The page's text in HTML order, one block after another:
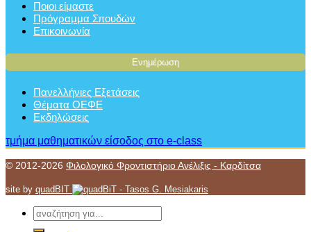
Ποιοι είμαστε
Πρόγραμμα Σπουδών
Επικοινωνία
Ενημέρωση
Πανελλήνιες Εξετάσεις
Θέματα ΟΕΦΕ
Εκδηλώσεις
τμήμα μαθηματικών είσοδος στο e-class
© 2012-2026 Φιλολογικό Φροντιστήριο Ανέλιξις - Καρδίτσα
site by quadBIT